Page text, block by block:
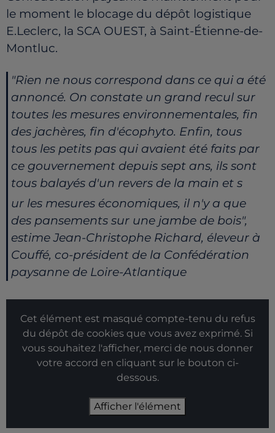
le moment le blocage du dépôt logistique
E.Leclerc, la SCA OUEST, à Saint-Étienne-de-
Montluc.
"Rien ne nous correspond dans ce qui a été
annoncé. On constate un grand recul sur
toutes les mesures environnementales, fin
des jachères, fin d'écophyto. Enfin, tous
tous les petits pas qui avaient été faits par
ce gouvernement depuis sept ans, ils sont
tous balayés d'un revers de la main et s
ur les mesures économiques, il n'y a que
des pansements sur une jambe de bois",
estimeJean-Christophe Richard, éleveur à
Couffé, co-président de la Confédération
paysanne de Loire-Atlantique
Cet élément est masqué compte-tenu du refus
du dépôt de cookies que vous avez exprimé. Si
vous souhaitez l'afficher, merci de nous donner
votre accord en cliquant sur le bouton ci-
dessous.
Afficher l'élément